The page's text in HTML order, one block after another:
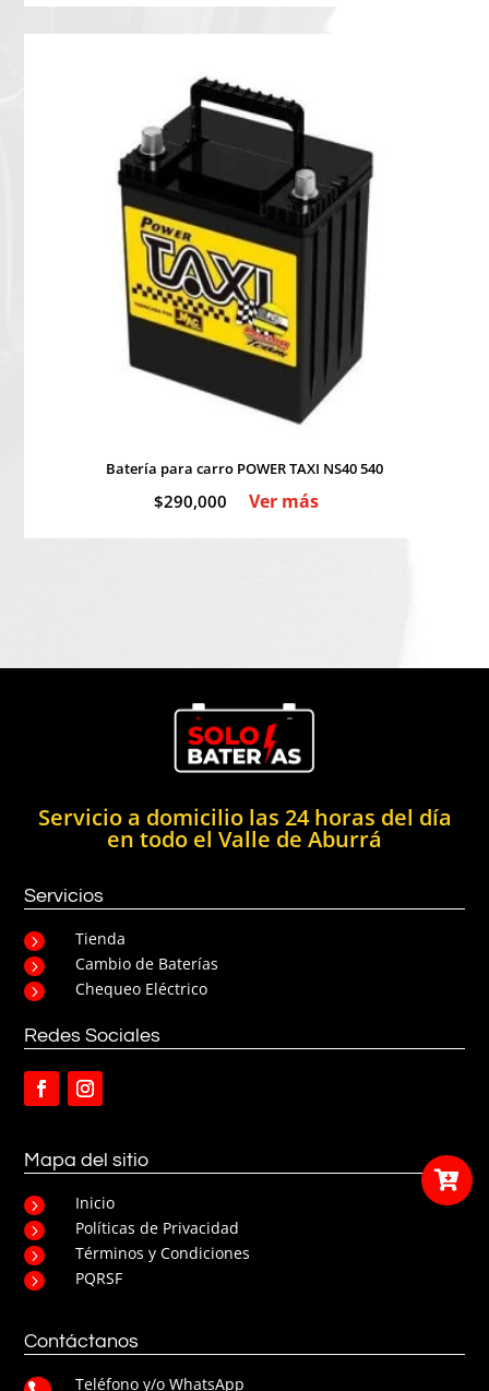

Batería para carro POWER TAXI NS40 540
$290,000 Ver más
Servicio a domicilio las 24 horas del día
en todo el Valle de Aburrá
Servicios
5 Tienda
5 Cambio de Baterías
5 Chequeo Eléctrico
Redes Sociales
Mapa del sitio
5 Inicio
5 Políticas de Privacidad
5 Términos y Condiciones
5 PQRSF
Contáctanos
Teléfono y/o WhatsApp